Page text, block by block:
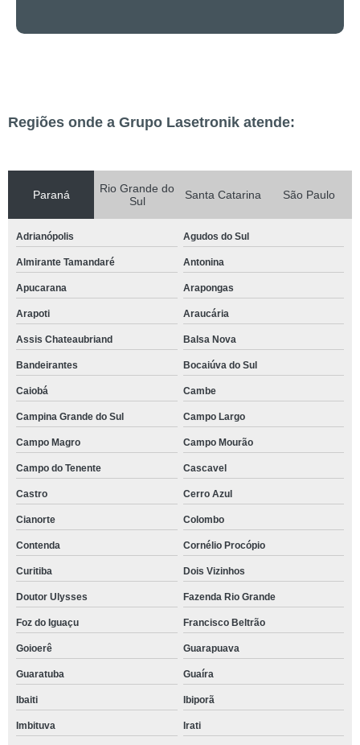
Regiões onde a Grupo Lasetronik atende:
Paraná
Rio Grande do
Sul
Santa Catarina São Paulo
Adrianópolis Agudos do Sul
Almirante Tamandaré Antonina
Apucarana Arapongas
Arapoti Araucária
Assis Chateaubriand Balsa Nova
Bandeirantes Bocaiúva do Sul
Caiobá Cambe
Campina Grande do Sul Campo Largo
Campo Magro Campo Mourão
Campo do Tenente Cascavel
Castro Cerro Azul
Cianorte Colombo
Contenda Cornélio Procópio
Curitiba Dois Vizinhos
Doutor Ulysses Fazenda Rio Grande
Foz do Iguaçu Francisco Beltrão
Goioerê Guarapuava
Guaratuba Guaíra
Ibaiti Ibiporã
Imbituva Irati